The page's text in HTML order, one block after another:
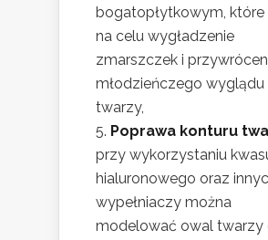
bogatopłytkowym, które
na celu wygładzenie
zmarszczek i
młodzieńczego wyglądu
twarzy,
Poprawa konturu
przy wykorzystaniu
hialuronowego oraz
wypełniaczy można
modelować owal twarzy